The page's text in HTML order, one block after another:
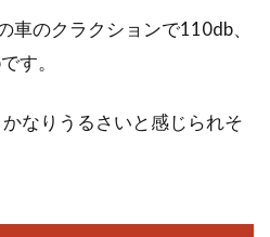
車のクラクションで110db、
す。
なりうるさいと感じられそ